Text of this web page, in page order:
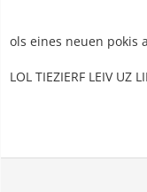
ols eines neuen pokis
LOL TIEZIERF LEIV UZ